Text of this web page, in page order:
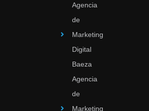
Agencia
de
Marketing
Digital
Baeza
Agencia
de
Marketing